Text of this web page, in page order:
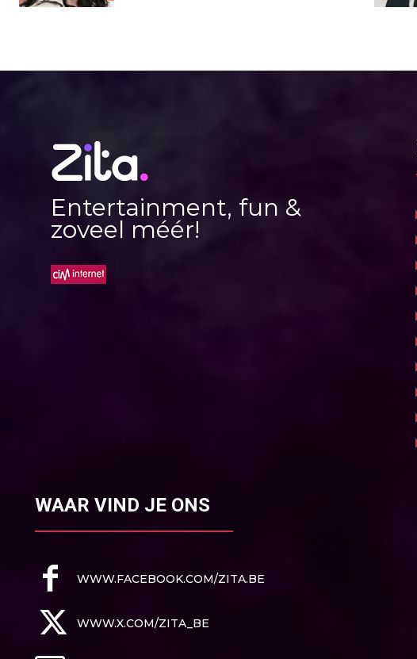
Entertainment, fun &
zoveel méér!
WAAR VIND JE ONS
WWW.FACEBOOK.COM/ZITA.BE
WWW.X.COM/ZITA_BE